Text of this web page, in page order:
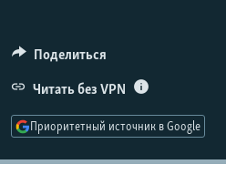
ПОДПИШИТЕСЬ НА РАССЫЛКУ
СОЦИАЛЬНЫЕ СЕТИ
Поделиться
Читать без VPN
Приоритетный источник в Google